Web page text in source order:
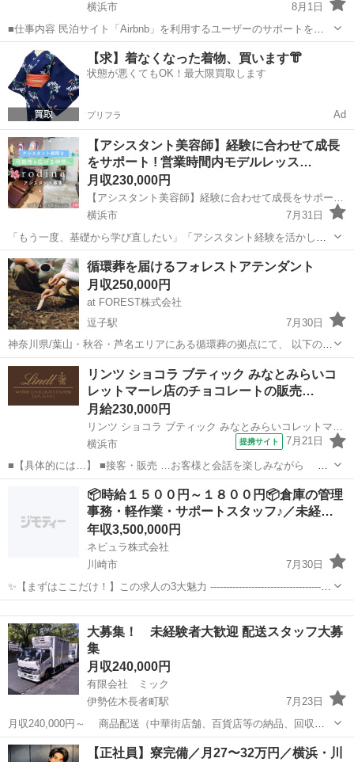
横浜市
8月1日
■仕事内容 民泊サイト「Airbnb」を利用するユーザーのサポートを実
施します 。 語学力は不要です。日本語での対応となります。 【具体
的には】 ―携わるのは？ 民泊サイト「Airbnb」。 自宅・別荘を貸し...
神奈川 サービス業 業務
【求】着なくなった着物、買います👘
状態が悪くてもOK！最大限買取します
プリフラ Ad
【アシスタント美容師】経験に合わせて成長
をサポート ! 営業時間内モデルレッス…
月収230,000円
【アシスタント美容師】経験に合わせて成長をサポート ! 営業時間内モデルレッスンOK/完全週休2日制/ヘアメイク ･ 美容イベントにも挑戦できる地域密着サロン 株式会社SKTカンパニー
横浜市
7月31日
「もう一度、基礎から学び直したい」「アシスタント経験を活かして
次のステップへ進みたい」どちらもOK！営業時間内のモデルレッスン
を通じて実践経験を積みながら、カット・カラーからヘアメイク・着
付け・アイラッシュまで幅広く学べます...
神奈川 横浜市 美容師
循環葬を届けるフォレストアテンダント
月収250,000円
at FOREST株式会社
逗子駅
7月30日
神奈川県/葉山・秋谷・芦名エリアにある循環葬の拠点にて、 以下の業
務をお任せいたします。 ◇ 森のストーリーテラー（見学者対応） 森
から寺院まで、その土地の歴史や自然の循環についてお伝えしながら
ご案内します。お客様...
神奈川 横須賀市 その他 業務
リンツ ショコラ ブティック みなとみらいコ
レットマーレ店のチョコレートの販売…
月給230,000円
横浜市
提携サイト 7月21日
■【具体的には…】 ■接客・販売 …お客様と会話を楽しみながら チ
ョコレートをおすすめしていただきます。 「自分へのご褒美に」 「大
切な人へのプレゼントに」 お客様のすてきな想いを お手伝いできる楽
しさがあります。 ...
横浜市 飲食
📦時給１５００円～１８００円📦倉庫の管理
事務・軽作業・サポートスタッフ♪／未経…
年収3,500,000円
ネビュラ株式会社
川崎市
7月30日
✨【まずはここだけ！】この求人の3大魅力 ---------------------------------------
----- 【1】未経験からしっかり稼げる！時給1,500円〜1,800円の高待遇
スタートでお財布も...
大募集！ 未経験者大歓迎 配送スタッフ大募
集
月収240,000円
有限会社 ミック
伊勢佐木長者町駅
7月23日
月収240,000円～ 商品配送（中華街店舗、百貨店等の納品、回収）
まずは気軽にお問合せください。 アクセス 横浜市営地下鉄伊勢佐木長
者町駅、坂東橋駅徒歩5分 実働8時間、休憩1時間 （出勤時間は朝6時
神奈川 横浜市 伊勢佐木長者町駅
【正社員】寮完備／月27〜32万円／横浜・川